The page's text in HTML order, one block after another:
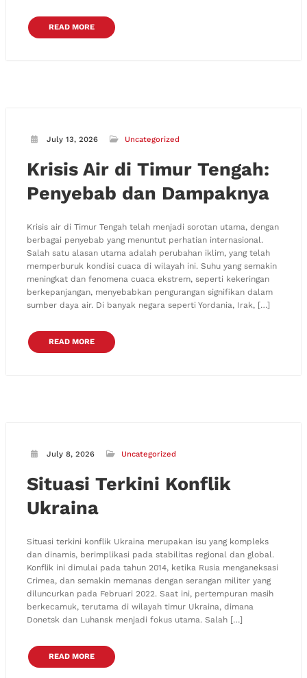
READ MORE
July 13, 2026 Uncategorized
Krisis Air di Timur Tengah:
Penyebab dan Dampaknya
Krisis air di Timur Tengah telah menjadi sorotan utama, dengan
berbagai penyebab yang menuntut perhatian internasional.
Salah satu alasan utama adalah perubahan iklim, yang telah
memperburuk kondisi cuaca di wilayah ini. Suhu yang semakin
meningkat dan fenomena cuaca ekstrem, seperti kekeringan
berkepanjangan, menyebabkan pengurangan signifikan dalam
sumber daya air. Di banyak negara seperti Yordania, Irak, […]
READ MORE
July 8, 2026 Uncategorized
Situasi Terkini Konflik
Ukraina
Situasi terkini konflik Ukraina merupakan isu yang kompleks
dan dinamis, berimplikasi pada stabilitas regional dan global.
Konflik ini dimulai pada tahun 2014, ketika Rusia menganeksasi
Crimea, dan semakin memanas dengan serangan militer yang
diluncurkan pada Februari 2022. Saat ini, pertempuran masih
berkecamuk, terutama di wilayah timur Ukraina, dimana
Donetsk dan Luhansk menjadi fokus utama. Salah […]
READ MORE